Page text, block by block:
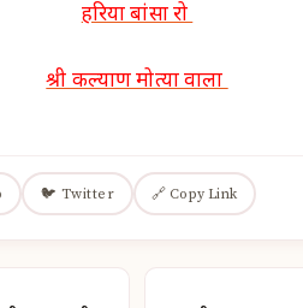
हरिया बांसा रो
श्री कल्याण मोत्या वाला
🐦 Twitter 🔗 Copy Link